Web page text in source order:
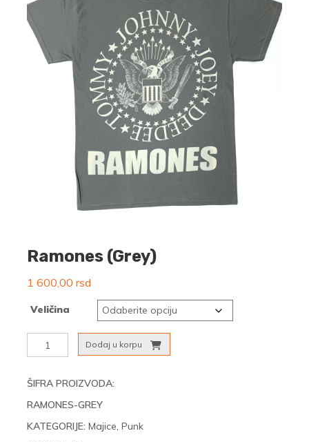
Ramones (Grey)
1 600,00 rsd
Veličina
Ramones
(Grey)
Dodaj u korpu
ŠIFRA PROIZVODA:
RAMONES-GREY
KATEGORIJE: Majice, Punk